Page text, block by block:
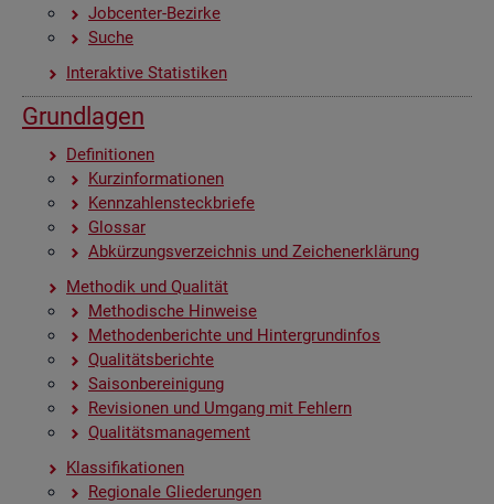
Job­cen­ter-Be­zir­ke
Suche
In­ter­ak­ti­ve Sta­tis­ti­ken
Grund­la­gen
De­fi­ni­tio­nen
Kurz­in­for­ma­tio­nen
Kenn­zah­len­steck­brie­fe
Glos­sar
Ab­kür­zungs­ver­zeich­nis und Zei­chen­er­klä­rung
Me­tho­dik und Qua­li­tät
Me­tho­di­sche Hin­wei­se
Me­tho­den­be­rich­te und Hin­ter­grund­in­fos
Qua­li­täts­be­rich­te
Sai­son­be­rei­ni­gung
Re­vi­sio­nen und Um­gang mit Feh­lern
Qua­li­täts­ma­nage­ment
Klas­si­fi­ka­tio­nen
Re­gio­na­le Glie­de­run­gen